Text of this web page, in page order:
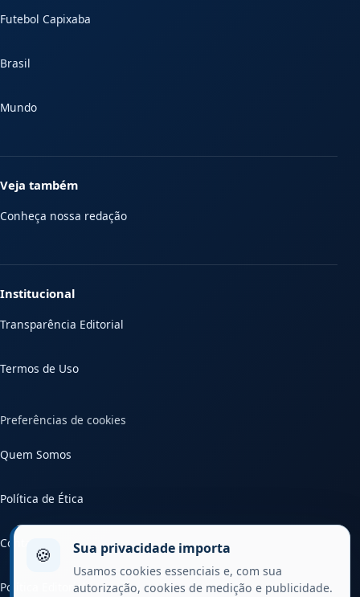
Futebol Capixaba
Brasil
Mundo
Veja também
Conheça nossa redação
Institucional
Transparência Editorial
Termos de Uso
Preferências de cookies
Quem Somos
Política de Ética
Contato
Política Editorial
🍪 Sua privacidade importa
Usamos cookies essenciais e, com sua
autorização, cookies de medição e publicidade.